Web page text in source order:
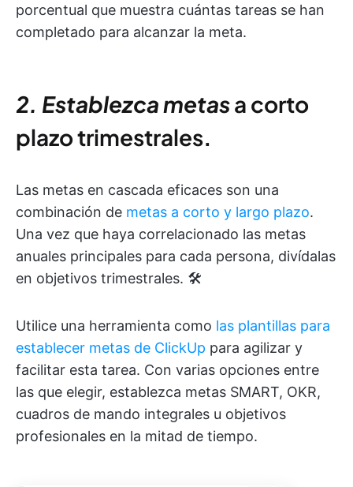
porcentual que muestra cuántas tareas se han
completado para alcanzar la meta.
2. Establezca metasa corto
plazotrimestrales.
Las metas en cascada eficaces son una
combinación de metas a corto y largo plazo.
Una vez que haya correlacionado las metas
anuales principales para cada persona, divídalas
en objetivos trimestrales. 🛠️
Utilice una herramienta como las plantillas para
establecer metas de ClickUp para agilizar y
facilitar esta tarea. Con varias opciones entre
las que elegir, establezca metas SMART, OKR,
cuadros de mando integrales u objetivos
profesionales en la mitad de tiempo.